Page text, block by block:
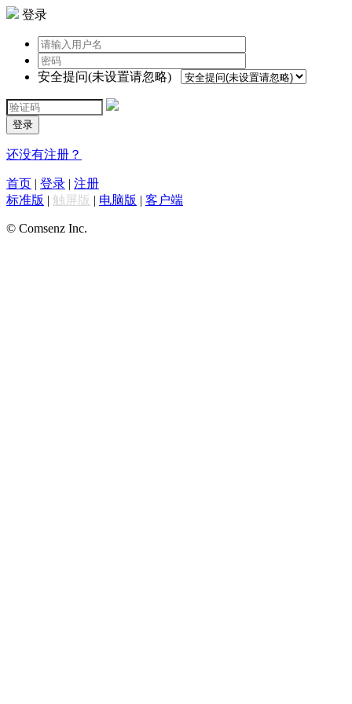
登录
安全提问(未设置请忽略)
登录
还没有注册？
首页 | 登录 | 注册
标准版 | 触屏版 | 电脑版 | 客户端
© Comsenz Inc.